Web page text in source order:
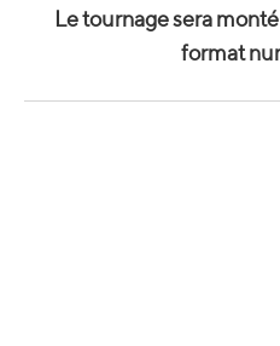
Le tournage sera
format